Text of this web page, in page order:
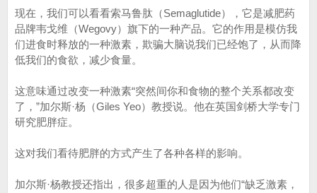
现在，我们可以看看索马鲁肽（Semaglutide），它是减肥药
品牌韦戈维（Wegovy）旗下的一种产品。它的作用是模仿我
们进食时释放的一种激素，欺骗大脑说我们已经饱了，从而降
低我们的食欲，减少食量。
这意味通过改变一种激素“突然间你和食物的整个关系都改变
了，”加尔斯·杨（Giles Yeo）教授说。他在英国剑桥大学专门
研究肥胖症。
这对我们看待肥胖的方式产生了各种各样的影响。
加尔斯·杨教授还指出，很多超重的人是因为他们“缺乏激素，